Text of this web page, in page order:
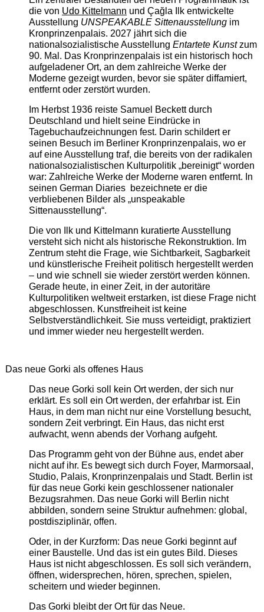
die von Udo Kittelmann und Çağla Ilk entwickelte
Ausstellung UNSPEAKABLE Sittenausstellungim
Kronprinzenpalais. 2027 jährt sich die
nationalsozialistische Ausstellung Entartete Kunstzum
90. Mal. Das Kronprinzenpalais ist ein historisch hoch
aufgeladener Ort, an dem zahlreiche Werke der
Moderne gezeigt wurden, bevor sie später diffamiert,
entfernt oder zerstört wurden.
Im Herbst 1936 reiste Samuel Beckett durch
Deutschland und hielt seine Eindrücke in
Tagebuchaufzeichnungen fest. Darin schildert er
seinen Besuch im Berliner Kronprinzenpalais, wo er
auf eine Ausstellung traf, die bereits von der radikalen
nationalsozialistischen Kulturpolitik „bereinigt“ worden
war: Zahlreiche Werke der Moderne waren entfernt. In
seinen German Diaries bezeichnete er die
verbliebenen Bilder als „unspeakable
Sittenausstellung“.
Die von Ilk und Kittelmann kuratierte Ausstellung
versteht sich nicht als historische Rekonstruktion. Im
Zentrum steht die Frage, wie Sichtbarkeit, Sagbarkeit
und künstlerische Freiheit politisch hergestellt werden
– und wie schnell sie wieder zerstört werden können.
Gerade heute, in einer Zeit, in der autoritäre
Kulturpolitiken weltweit erstarken, ist diese Frage nicht
abgeschlossen. Kunstfreiheit ist keine
Selbstverständlichkeit. Sie muss verteidigt, praktiziert
und immer wieder neu hergestellt werden.
Das neue Gorki als offenes Haus
Das neue Gorki soll kein Ort werden, der sich nur
erklärt. Es soll ein Ort werden, der erfahrbar ist. Ein
Haus, in dem man nicht nur eine Vorstellung besucht,
sondern Zeit verbringt. Ein Haus, das nicht erst
aufwacht, wenn abends der Vorhang aufgeht.
Das Programm geht von der Bühne aus, endet aber
nicht auf ihr. Es bewegt sich durch Foyer, Marmorsaal,
Studio, Palais, Kronprinzenpalais und Stadt. Berlin ist
für das neue Gorki kein geschlossener nationaler
Bezugsrahmen. Das neue Gorki will Berlin nicht
abbilden, sondern seine Struktur aufnehmen: global,
postdisziplinär, offen.
Oder, in der Kurzform: Das neue Gorki beginnt auf
einer Baustelle. Und das ist ein gutes Bild. Dieses
Haus ist nicht abgeschlossen. Es soll sich verändern,
öffnen, widersprechen, hören, sprechen, spielen,
scheitern und wieder beginnen.
Das Gorki bleibt der Ort für das Neue.